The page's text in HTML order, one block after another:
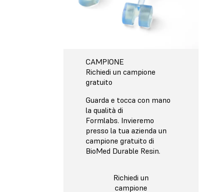
CAMPIONE
Richiedi un campione
gratuito
Guarda e tocca con mano
la qualità di
Formlabs. Invieremo
presso la tua azienda un
campione gratuito di
BioMed Durable Resin.
Richiedi un
campione